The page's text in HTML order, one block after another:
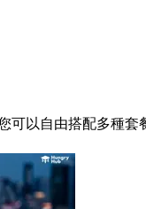
可以自由搭配多種套